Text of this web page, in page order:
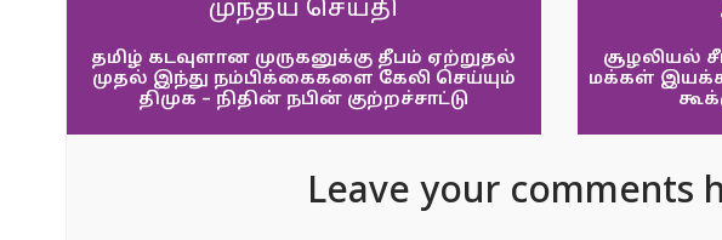
முந்தய செய்தி
தமிழ் கடவுளான முருகனுக்கு தீபம் ஏற்றுதல்
முதல் இந்து நம்பிக்கைகளை கேலி செய்யும்
திமுக – நிதின் நபின் குற்றச்சாட்டு
சூழலியல்
மக்கள்
Leave your comments